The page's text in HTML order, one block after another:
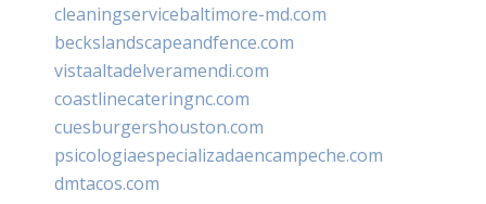
cleaningservicebaltimore-md.com
beckslandscapeandfence.com
vistaaltadelveramendi.com
coastlinecateringnc.com
cuesburgershouston.com
psicologiaespecializadaencampeche.com
dmtacos.com